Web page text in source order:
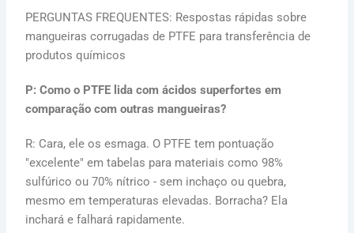
PERGUNTAS FREQUENTES: Respostas rápidas sobre
mangueiras corrugadas de PTFE para transferência de
produtos químicos
P: Como o PTFE lida com ácidos superfortes em
comparação com outras mangueiras?
R: Cara, ele os esmaga. O PTFE tem pontuação
"excelente" em tabelas para materiais como 98%
sulfúrico ou 70% nítrico - sem inchaço ou quebra,
mesmo em temperaturas elevadas. Borracha? Ela
inchará e falhará rapidamente.